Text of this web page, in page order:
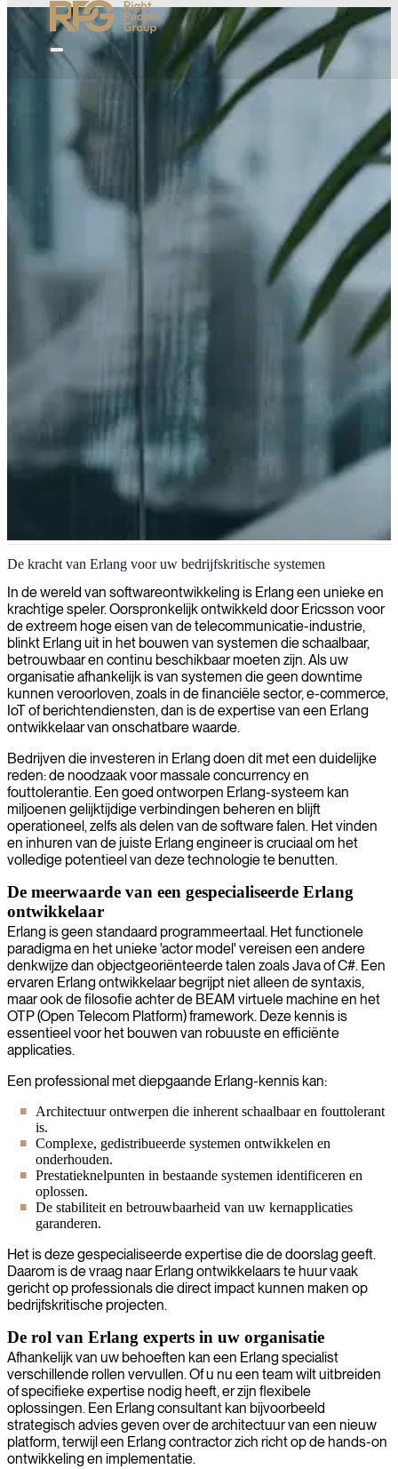
Erlang ontwikkeling
Wij verzorgen Erlang-ontwikkeling voor uiterst betrouwbare en
schaalbare systemen, waarbij we gebruik maken van deze robuuste
functionele programmeertaal om fouttolerante applicaties te bouwen
die enorme gelijktijdigheid aankunnen met minimale uitvaltijd.
De kracht van Erlang voor uw bedrijfskritische systemen
In de wereld van softwareontwikkeling is Erlang een unieke en
krachtige speler. Oorspronkelijk ontwikkeld door Ericsson voor
de extreem hoge eisen van de telecommunicatie-industrie,
blinkt Erlang uit in het bouwen van systemen die schaalbaar,
betrouwbaar en continu beschikbaar moeten zijn. Als uw
organisatie afhankelijk is van systemen die geen downtime
kunnen veroorloven, zoals in de financiële sector, e-commerce,
IoT of berichtendiensten, dan is de expertise van een Erlang
ontwikkelaar van onschatbare waarde.
Bedrijven die investeren in Erlang doen dit met een duidelijke
reden: de noodzaak voor massale concurrency en
fouttolerantie. Een goed ontworpen Erlang-systeem kan
miljoenen gelijktijdige verbindingen beheren en blijft
operationeel, zelfs als delen van de software falen. Het vinden
en inhuren van de juiste Erlang engineer is cruciaal om het
volledige potentieel van deze technologie te benutten.
De meerwaarde van een gespecialiseerde Erlang
ontwikkelaar
Erlang is geen standaard programmeertaal. Het functionele
paradigma en het unieke 'actor model' vereisen een andere
denkwijze dan objectgeoriënteerde talen zoals Java of C#. Een
ervaren Erlang ontwikkelaar begrijpt niet alleen de syntaxis,
maar ook de filosofie achter de BEAM virtuele machine en het
OTP (Open Telecom Platform) framework. Deze kennis is
essentieel voor het bouwen van robuuste en efficiënte
applicaties.
Een professional met diepgaande Erlang-kennis kan:
Architectuur ontwerpen die inherent schaalbaar en fouttolerant
is.
Complexe, gedistribueerde systemen ontwikkelen en
onderhouden.
Prestatieknelpunten in bestaande systemen identificeren en
oplossen.
De stabiliteit en betrouwbaarheid van uw kernapplicaties
garanderen.
Het is deze gespecialiseerde expertise die de doorslag geeft.
Daarom is de vraag naar Erlang ontwikkelaars te huur vaak
gericht op professionals die direct impact kunnen maken op
bedrijfskritische projecten.
De rol van Erlang experts in uw organisatie
Afhankelijk van uw behoeften kan een Erlang specialist
verschillende rollen vervullen. Of u nu een team wilt uitbreiden
of specifieke expertise nodig heeft, er zijn flexibele
oplossingen. Een Erlang consultant kan bijvoorbeeld
strategisch advies geven over de architectuur van een nieuw
platform, terwijl een Erlang contractor zich richt op de hands-on
ontwikkeling en implementatie.